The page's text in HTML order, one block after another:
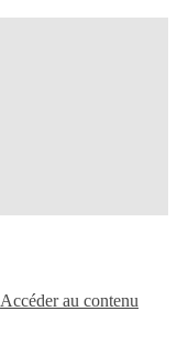
Accéder au contenu